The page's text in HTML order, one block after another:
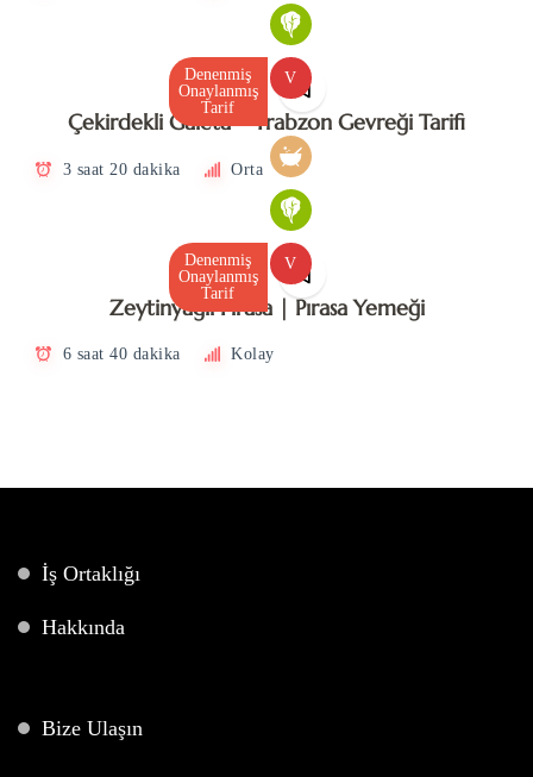
Denenmiş
Onaylanmış
Tarif
V
Çekirdekli Galeta – Trabzon Gevreği Tarifi
3 saat 20 dakika Orta
Denenmiş
Onaylanmış
Tarif
V
Zeytinyağlı Pırasa | Pırasa Yemeği
6 saat 40 dakika Kolay
İş Ortaklığı
Hakkında
Bize Ulaşın